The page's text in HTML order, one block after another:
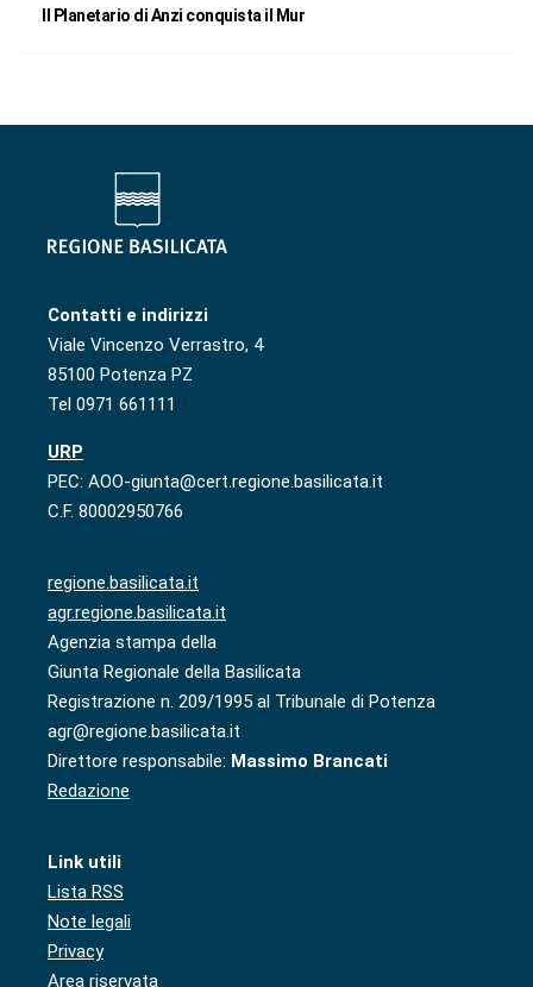
Il Planetario di Anzi conquista il Mur
Contatti e indirizzi
Viale Vincenzo Verrastro, 4
85100 Potenza PZ
Tel 0971 661111
URP
PEC: AOO-giunta@cert.regione.basilicata.it
C.F. 80002950766
regione.basilicata.it
agr.regione.basilicata.it
Agenzia stampa della
Giunta Regionale della Basilicata
Registrazione n. 209/1995 al Tribunale di Potenza
agr@regione.basilicata.it
Direttore responsabile: Massimo Brancati
Redazione
Link utili
Lista RSS
Note legali
Privacy
Area riservata